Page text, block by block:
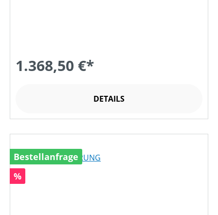
1.368,50 €*
DETAILS
Bestellanfrage
Rabatt
%